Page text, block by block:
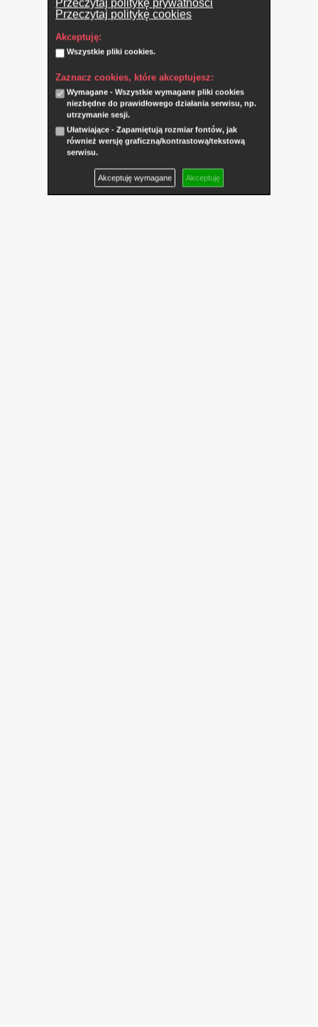
Przeczytaj politykę prywatności
Przeczytaj politykę cookies
Akceptuję:
Wszystkie pliki cookies.
Zaznacz cookies, które akceptujesz:
Wymagane - Wszystkie wymagane pliki cookies
niezbędne do prawidłowego działania serwisu, np.
utrzymanie sesji.
Ułatwiające - Zapamiętują rozmiar fontów, jak
również wersję graficzną/kontrastową/tekstową
serwisu.
Akceptuję wymagane Akceptuję